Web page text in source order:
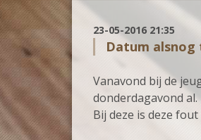
23-05-2016 21:35
Datum
Vanavond bij de
donderdagavond
Bij deze is deze